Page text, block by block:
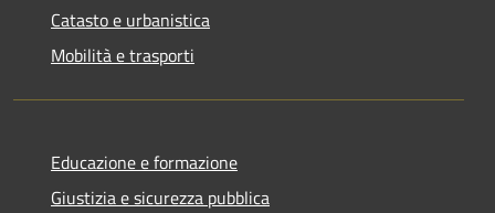
Catasto e urbanistica
Mobilità e trasporti
Educazione e formazione
Giustizia e sicurezza pubblica